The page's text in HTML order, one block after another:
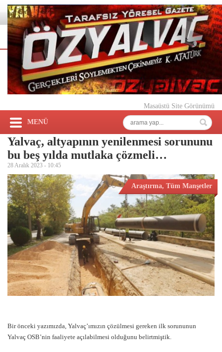
Masaüstü Site Görünümü
MENÜ
Yalvaç, altyapının yenilenmesi sorununu
bu beş yılda mutlaka çözmeli…
28 Aralık 2023 - 10:45
Araştırma, Tüm Manşetler
Bir önceki yazımızda, Yalvaç’ımızın çözülmesi gereken ilk sorununun
Yalvaç OSB’nin faaliyete açılabilmesi olduğunu belirtmiştik.